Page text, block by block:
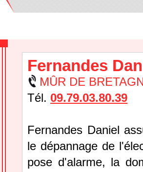
Fernandes
MÛR DE
Tél. 09.79.03.80.39
Fernandes Daniel
le dépannage de
pose d'alarme, la